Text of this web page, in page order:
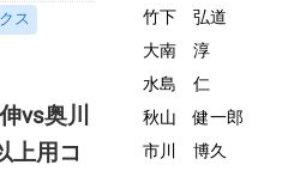
ス
vs奥川
上用コ
竹下 弘道
大南 淳
水島 仁
秋山 健一郎
市川 博久